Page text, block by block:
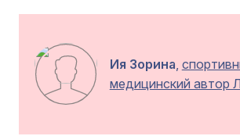
Ия Зорина,
медицинский автор